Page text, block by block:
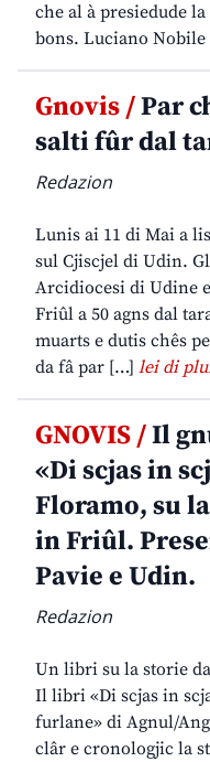
che al à presiedude
bons. Luciano
Gnovis /Par
salti fûr dal
Redazion
Lunis ai 11 di Mai a
sul Cjiscjel di Udin.
Arcidiocesi di Udine
Friûl a 50 agns dal
muarts e dutis chês
da fâ par […] lei di
GNOVIS /Il
«Di scjas in
Floramo, su
in Friûl.
Pavie e Udin.
Redazion
Un libri su la storie
Il libri «Di scjas in
furlane» di Agnul/
clâr e cronologjic la